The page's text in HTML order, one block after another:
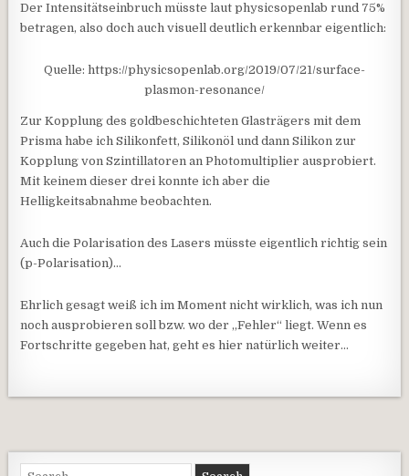
Der Intensitätseinbruch müsste laut physicsopenlab rund 75%
betragen, also doch auch visuell deutlich erkennbar eigentlich:
Quelle: https://physicsopenlab.org/2019/07/21/surface-
plasmon-resonance/
Zur Kopplung des goldbeschichteten Glasträgers mit dem
Prisma habe ich Silikonfett, Silikonöl und dann Silikon zur
Kopplung von Szintillatoren an Photomultiplier ausprobiert.
Mit keinem dieser drei konnte ich aber die
Helligkeitsabnahme beobachten.
Auch die Polarisation des Lasers müsste eigentlich richtig sein
(p-Polarisation)…
Ehrlich gesagt weiß ich im Moment nicht wirklich, was ich nun
noch ausprobieren soll bzw. wo der „Fehler“ liegt. Wenn es
Fortschritte gegeben hat, geht es hier natürlich weiter…
Search for: